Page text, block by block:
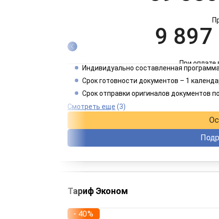
9
При оплате
4
Индивидуально составленная
Срок готовности документов – 1
Срок отправки оригиналов документов
Смотреть еще (3)
Тариф Эконом
- 40%